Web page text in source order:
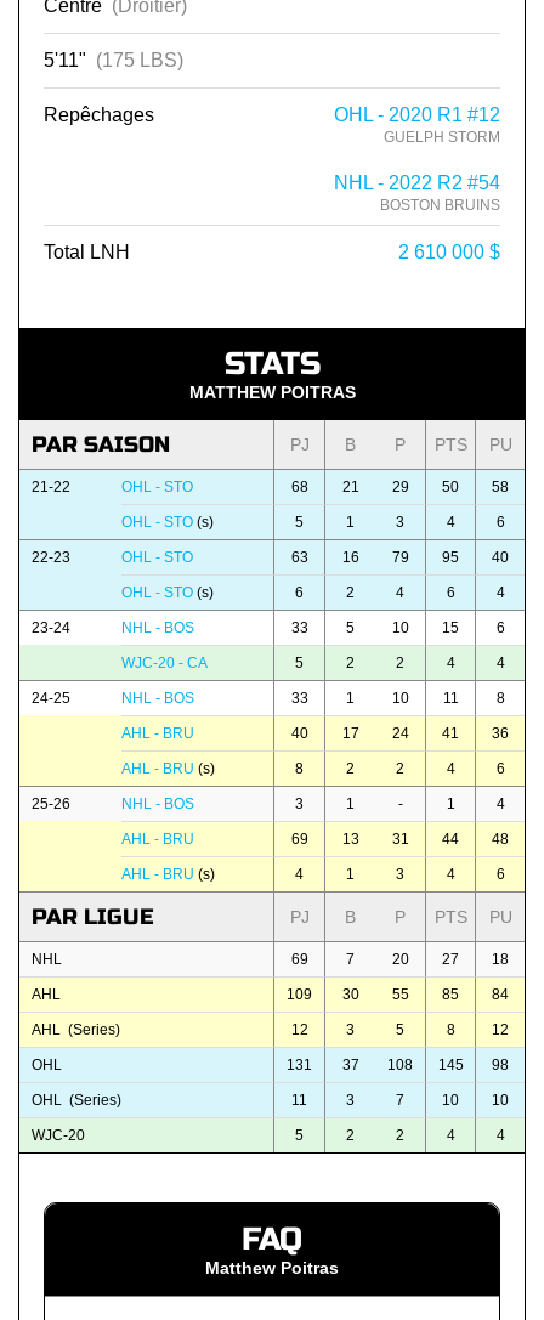
Centre (Droitier)
5'11" (175 LBS)
Repêchages OHL - 2020 R1 #12
GUELPH STORM
NHL - 2022 R2 #54
BOSTON BRUINS
Total LNH 2 610 000 $
STATS
MATTHEW POITRAS
PAR SAISON PJ B P PTS PU
21-22 OHL - STO 68 21 29 50 58
OHL - STO (s) 5 1 3 4 6
22-23 OHL - STO 63 16 79 95 40
OHL - STO (s) 6 2 4 6 4
23-24 NHL - BOS 33 5 10 15 6
WJC-20 - CA 5 2 2 4 4
24-25 NHL - BOS 33 1 10 11 8
AHL - BRU 40 17 24 41 36
AHL - BRU (s) 8 2 2 4 6
25-26 NHL - BOS 3 1 - 1 4
AHL - BRU 69 13 31 44 48
AHL - BRU (s) 4 1 3 4 6
PAR LIGUE PJ B P PTS PU
NHL 69 7 20 27 18
AHL 109 30 55 85 84
AHL (Series) 12 3 5 8 12
OHL 131 37 108 145 98
OHL (Series) 11 3 7 10 10
WJC-20 5 2 2 4 4
FAQ
Matthew Poitras